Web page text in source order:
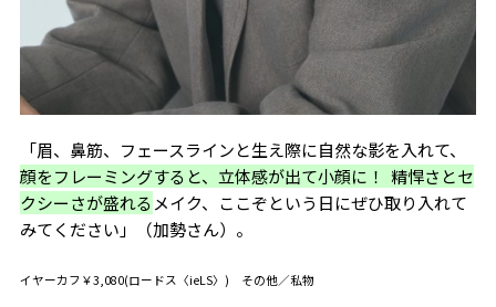
「眉、鼻筋、フェースラインと生え際に自然な影を入れて、
顔をフレーミングすると、立体感が出て小顔に！ 精悍さとセ
クシーさが盛れる メイク、ここぞという日にぜひ取り入れて
みてください」（加勢さん）。
イヤーカフ￥3,080(ロードス〈ieLS〉) その他／私物